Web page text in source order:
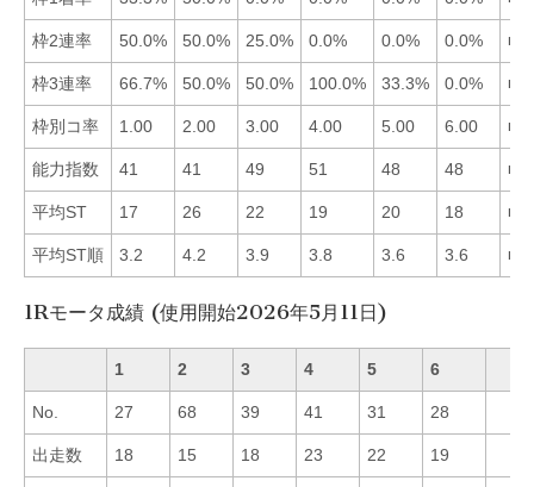
枠2連率 50.0% 50.0% 25.0% 0.0% 0.0% 0.0%
枠3連率 66.7% 50.0% 50.0% 100.0% 33.3% 0.0%
枠別コ率 1.00 2.00 3.00 4.00 5.00 6.00
能力指数 41 41 49 51 48 48
平均ST 17 26 22 19 20 18
平均ST順 3.2 4.2 3.9 3.8 3.6 3.6
1Rモータ成績 (使用開始2026年5月11日)
1 2 3 4 5 6
No. 27 68 39 41 31 28
出走数 18 15 18 23 22 19